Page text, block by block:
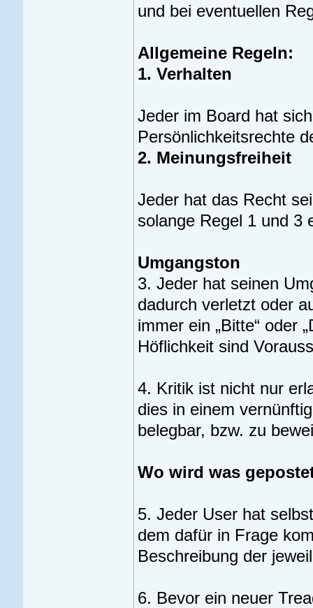
und bei eventuellen
Allgemeine Regeln:
1. Verhalten
Jeder im Board hat
Persönlichkeitsrechte
2. Meinungsfreiheit
Jeder hat das Recht
solange Regel 1 und 3
Umgangston
3. Jeder hat seinen
dadurch verletzt oder
immer ein „Bitte“ oder
Höflichkeit sind
4. Kritik ist nicht nur
dies in einem
belegbar, bzw. zu
Wo wird was
5. Jeder User hat
dem dafür in Frage
Beschreibung der
6. Bevor ein neuer